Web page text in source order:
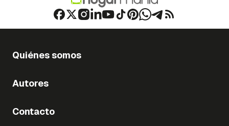
Quiénes somos
Autores
Contacto